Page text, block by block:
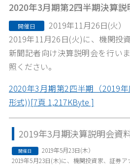
2020年3月期第2四半期決算説
開催日
2019年11月26日(火）
2019年11月26 日(火)に、機関投
新聞記者向け決算説明会を行い
照ください。
2020年3月期第2四半期（2019
形式))[7頁 1,217KByte ]
2019年3月期決算説明会資
開催日
2019年5月23日(木）
2019年5月23日(木)に、機関投資家、証券